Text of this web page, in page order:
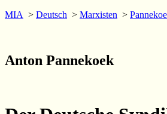
MIA > Deutsch > Marxisten >
Anton Pannekoek